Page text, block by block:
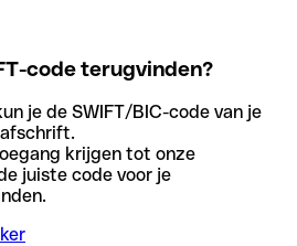
code terugvinden?
je de SWIFT/BIC-code van je
krijgen tot onze
juiste code voor je